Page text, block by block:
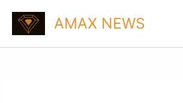
content
AMAX NEWS